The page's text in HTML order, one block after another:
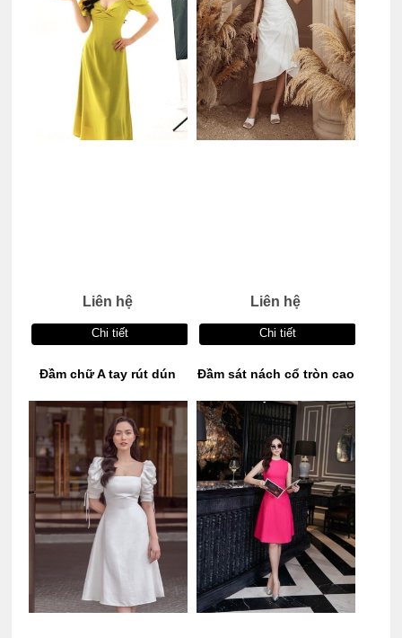
Liên hệ
Chi tiết
Liên hệ
Chi tiết
Đầm chữ A tay rút dún Đầm sát nách cổ tròn cao